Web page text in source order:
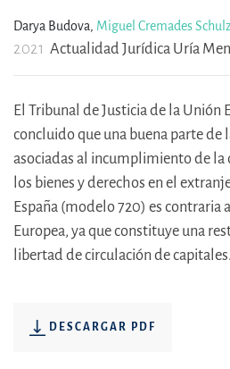
Darya Budova, Miguel Cremades Schulz
2021 Actualidad Jurídica Uría
El Tribunal de Justicia de la Unión
concluido que una buena parte de
asociadas al incumplimiento de la
los bienes y derechos en el
España (modelo 720) es contraria
Europea, ya que constituye una
libertad de circulación de capitales.
DESCARGAR PDF